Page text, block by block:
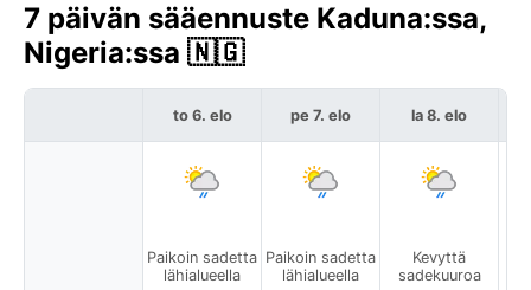
7 päivän sääennuste Kaduna:ssa,
Nigeria:ssa 🇳🇬
to 6. elo
Paikoin sadetta
lähialueella
pe 7. elo
Paikoin sadetta
lähialueella
la 8. elo
Kevyttä
sadekuuroa